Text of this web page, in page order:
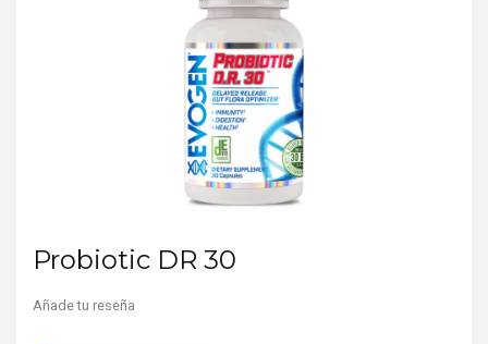
Probiotic DR 30
Añade tu reseña